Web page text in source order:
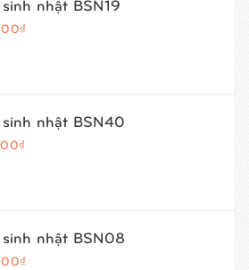
nhật BSN19
sinh nhật BSN40
sinh nhật BSN08